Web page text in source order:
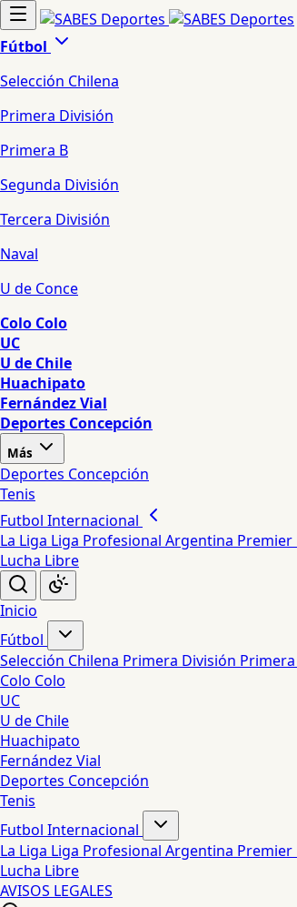
Fútbol
Selección Chilena
Primera División
Primera B
Segunda División
Tercera División
Naval
U de Conce
Colo Colo
UC
U de Chile
Huachipato
Fernández Vial
Deportes Concepción
Más
Deportes Concepción
Tenis
Futbol Internacional
La Liga Liga Profesional Argentina Premier
Lucha Libre
Inicio
Fútbol
Selección Chilena Primera División
Colo Colo
UC
U de Chile
Huachipato
Fernández Vial
Deportes Concepción
Tenis
Futbol Internacional
La Liga Liga Profesional Argentina Premier
Lucha Libre
AVISOS LEGALES